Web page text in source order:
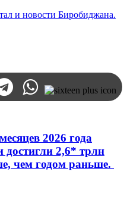
2026 года
достигли 2,6* трлн
чем годом раньше.